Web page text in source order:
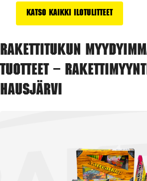
Katso kaikki ilotulitteet
Rakettitukun
tuotteet –
Hausjärvi